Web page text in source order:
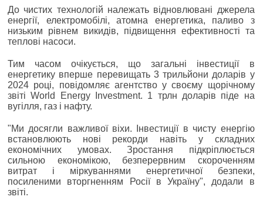
До чистих технологій належать відновлювані джерела
енергії, електромобілі, атомна енергетика, паливо з
низьким рівнем викидів, підвищення ефективності та
теплові насоси.
Тим часом очікується, що загальні інвестиції в
енергетику вперше перевищать 3 трильйони доларів у
2024 році, повідомляє агентство у своєму щорічному
звіті World Energy Investment. 1 трлн доларів піде на
вугілля, газ і нафту.
"Ми досягли важливої ​​віхи. Інвестиції в чисту енергію
встановлюють нові рекорди навіть у складних
економічних умовах. Зростання підкріплюється
сильною економікою, безперервним скороченням
витрат і міркуваннями енергетичної безпеки,
посиленими вторгненням Росії в Україну", додали в
звіті.